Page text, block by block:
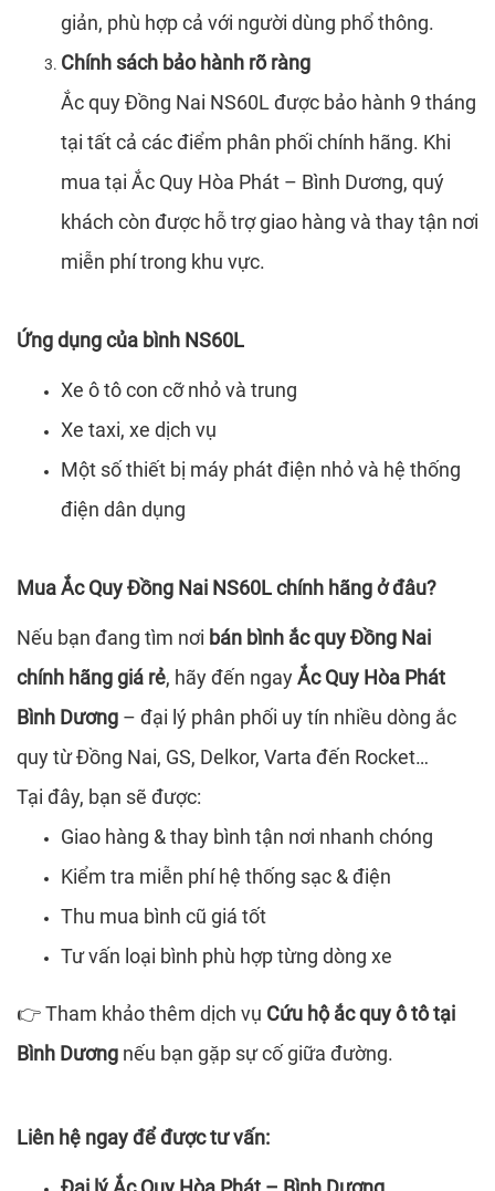
giản, phù hợp cả với người dùng phổ thông.
Chính sách bảo hành rõ ràng
Ắc quy Đồng Nai NS60L được bảo hành 9 tháng
tại tất cả các điểm phân phối chính hãng. Khi
mua tại Ắc Quy Hòa Phát – Bình Dương, quý
khách còn được hỗ trợ giao hàng và thay tận nơi
miễn phí trong khu vực.
Ứng dụng của bình NS60L
Xe ô tô con cỡ nhỏ và trung
Xe taxi, xe dịch vụ
Một số thiết bị máy phát điện nhỏ và hệ thống
điện dân dụng
Mua Ắc Quy Đồng Nai NS60L chính hãng ở đâu?
Nếu bạn đang tìm nơi bán bình ắc quy Đồng Nai
chính hãng giá rẻ, hãy đến ngayẮc Quy Hòa Phát
Bình Dương – đại lý phân phối uy tín nhiều dòng ắc
quy từ Đồng Nai, GS, Delkor, Varta đến Rocket…
Tại đây, bạn sẽ được:
Giao hàng & thay bình tận nơi nhanh chóng
Kiểm tra miễn phí hệ thống sạc & điện
Thu mua bình cũ giá tốt
Tư vấn loại bình phù hợp từng dòng xe
👉 Tham khảo thêm dịch vụ Cứu hộ ắc quy ô tô tại
Bình Dương nếu bạn gặp sự cố giữa đường.
Liên hệ ngay để được tư vấn: